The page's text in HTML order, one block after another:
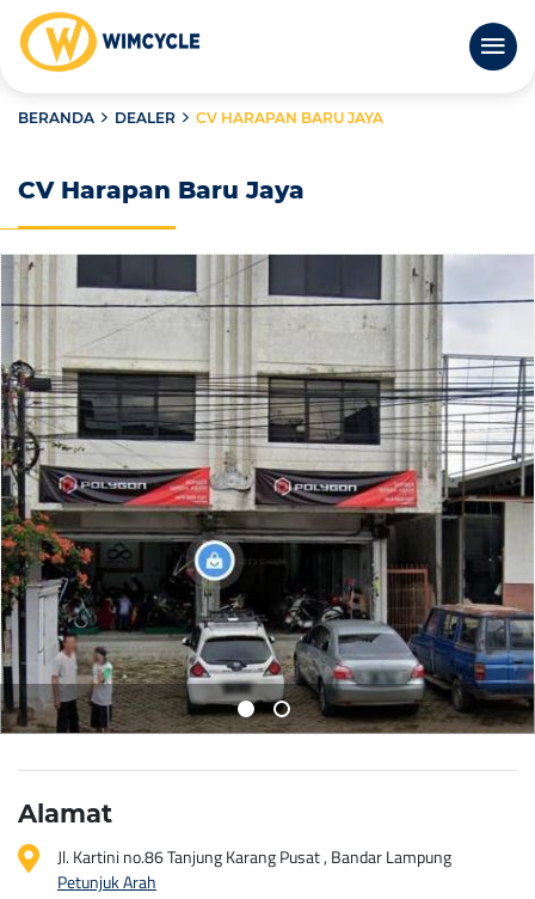
BERANDA DEALER CV HARAPAN BARU JAYA
CV Harapan Baru Jaya
Alamat
Jl. Kartini no.86 Tanjung Karang Pusat , Bandar Lampung
Petunjuk Arah